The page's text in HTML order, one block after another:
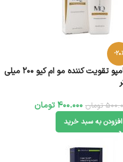
-
شامپو تقویت کننده مو ام کیو 200 میلی
تومان 400.000تومان
افزودن به سبد خرید